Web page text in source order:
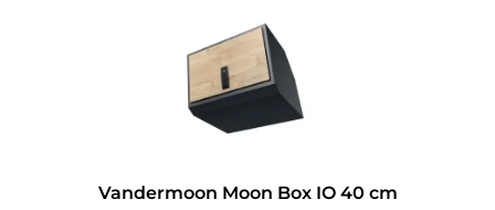
Vandermoon Moon Box IO 40 cm